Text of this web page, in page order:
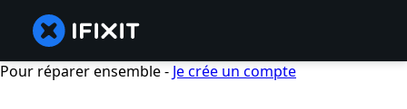
Pour réparer ensemble - Je crée un compte